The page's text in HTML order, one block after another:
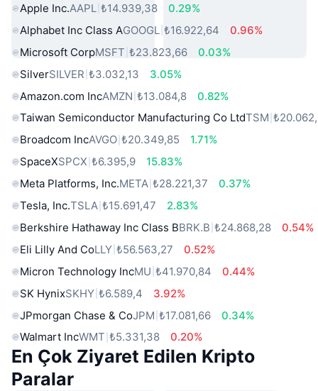
Apple Inc.AAPL ₺14.939,38
0.29%
Alphabet Inc Class AGOOGL ₺16.922,64
0.96%
Microsoft CorpMSFT ₺23.823,66
0.03%
SilverSILVER ₺3.032,13
3.05%
Amazon.com IncAMZN ₺13.084,8
0.82%
Taiwan Semiconductor Manufacturing Co LtdTSM
Broadcom IncAVGO ₺20.349,85
1.71%
SpaceXSPCX ₺6.395,9
15.83%
Meta Platforms, Inc.META ₺28.221,37
0.37%
Tesla, Inc.TSLA ₺15.691,47
2.83%
Berkshire Hathaway Inc Class BBRK.B ₺24.868,28
0.54%
Eli Lilly And CoLLY ₺56.563,27
0.52%
Micron Technology IncMU ₺41.970,84
0.44%
SK HynixSKHY ₺6.589,4
3.92%
JPmorgan Chase & CoJPM ₺17.081,66
0.34%
Walmart IncWMT ₺5.331,38 0.20%
En Çok Ziyaret Edilen Kripto
Paralar